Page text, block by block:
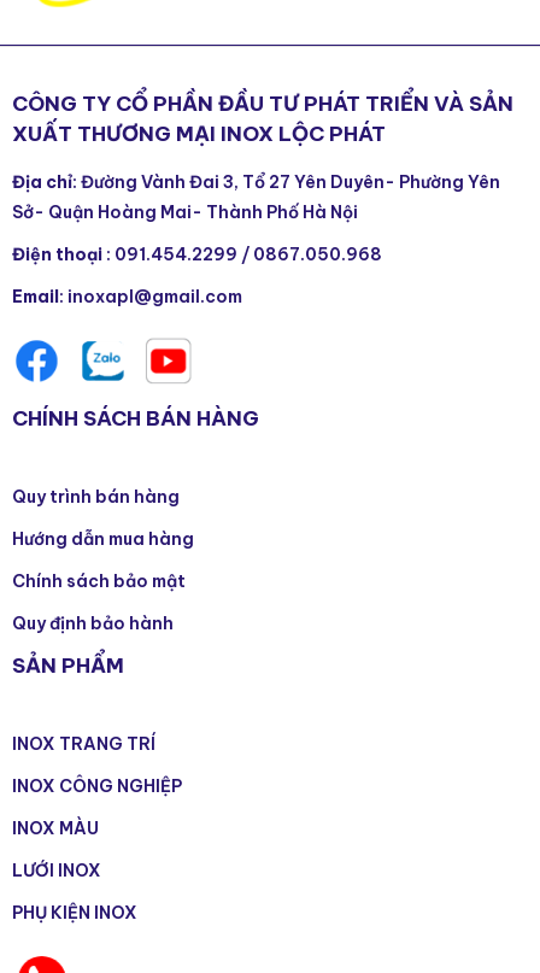
CÔNG TY CỔ PHẦN ĐẦU TƯ PHÁT TRIỂN VÀ SẢN
XUẤT THƯƠNG MẠI INOX LỘC PHÁT
Địa chỉ: Đường Vành Đai 3, Tổ 27 Yên Duyên- Phường Yên
Sở- Quận Hoàng Mai- Thành Phố Hà Nội
Điện thoại : 091.454.2299 / 0867.050.968
Email: inoxapl@gmail.com
CHÍNH SÁCH BÁN HÀNG
Quy trình bán hàng
Hướng dẫn mua hàng
Chính sách bảo mật
Quy định bảo hành
SẢN PHẨM
INOX TRANG TRÍ
INOX CÔNG NGHIỆP
INOX MÀU
LƯỚI INOX
PHỤ KIỆN INOX